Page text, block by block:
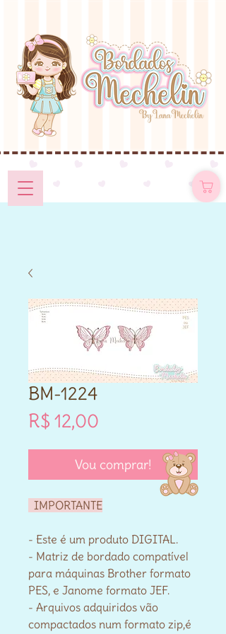
BM-1224
R$ 12,00
Vou comprar!
IMPORTANTE
- Este é um produto DIGITAL.
- Matriz de bordado compatível
para máquinas Brother formato
PES, e Janome formato JEF.
- Arquivos adquiridos vão
compactados num formato zip,é